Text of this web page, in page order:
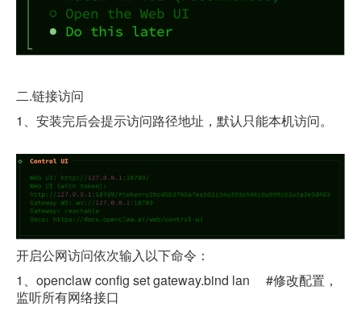
二.链接访问
1
安装完后会提示访问路径地址，默认只能本机访问。
开启公网访问依次输入以下命令：
1、openclaw config set gateway.bind lan #修改配置，
监听所有网络接口